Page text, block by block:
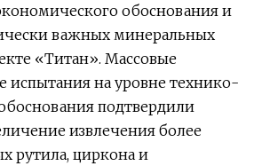
обоснования и
важных минеральных
«Титан». Массовые
испытания на уровне технико-
подтвердили
извлечения более
рутила, циркона и